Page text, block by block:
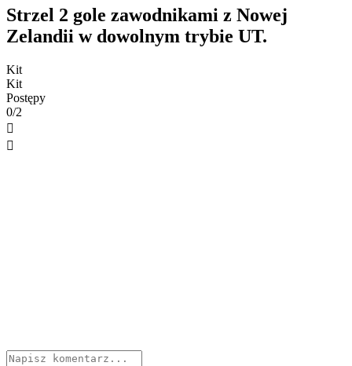
Strzel 2 gole zawodnikami z Nowej
Zelandii w dowolnym trybie UT.
Kit
Kit
Postępy
0/2

